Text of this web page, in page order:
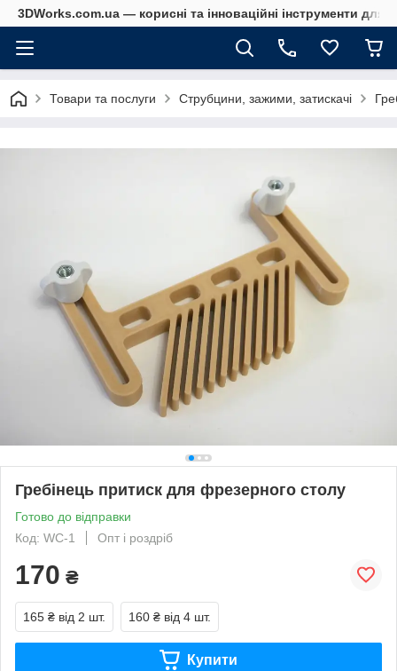
3DWorks.com.ua — корисні та інноваційні інструменти для
Товари та послуги Струбцини, зажими, затискачі
Гребінець притиск для фрезерного столу
Готово до відправки
Код: WC-1
Опт і роздріб
170 ₴
165 ₴ від 2 шт. 160 ₴ від 4 шт.
Купити